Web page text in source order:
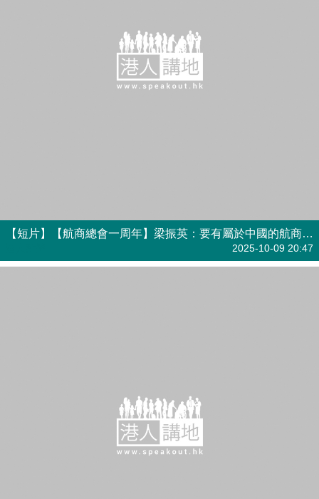
【短片】【航商總會一周年】梁振英：要有屬於中國的航商法律師 在香港更容易長期培養航運人才
2025-10-09 20:47